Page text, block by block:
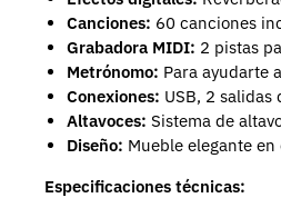
Canciones: 60 canciones
Grabadora MIDI: 2 pistas
Metrónomo: Para ayudarte
Conexiones: USB, 2
Altavoces: Sistema de
Diseño: Mueble elegante
Especificaciones técnicas: